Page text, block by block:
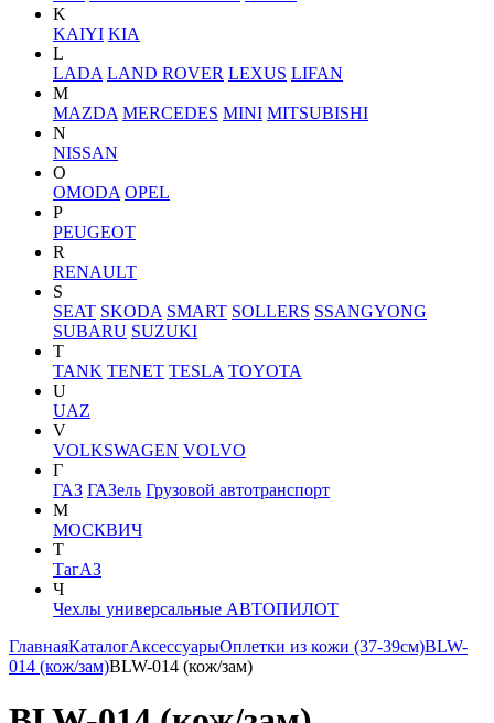
K
KAIYI KIA
L
LADA LAND ROVER LEXUS LIFAN
M
MAZDA MERCEDES MINI MITSUBISHI
N
NISSAN
O
OMODA OPEL
P
PEUGEOT
R
RENAULT
S
SEAT SKODA SMART SOLLERS SSANGYONG
SUBARU SUZUKI
T
TANK TENET TESLA TOYOTA
U
UAZ
V
VOLKSWAGEN VOLVO
Г
ГАЗ ГАЗель Грузовой автотранспорт
М
МОСКВИЧ
Т
ТагАЗ
Ч
Чехлы универсальные АВТОПИЛОТ
ГлавнаяКаталогАксессуарыОплетки из кожи (37-39см)BLW-
014 (кож/зам)BLW-014 (кож/зам)